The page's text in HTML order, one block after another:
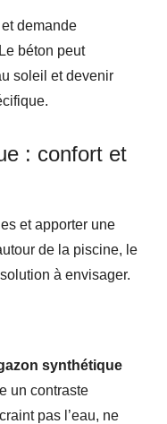
demande
béton peut
soleil et devenir
: confort et
et apporter une
de la piscine, le
à envisager.
synthétique
un contraste
pas l’eau, ne